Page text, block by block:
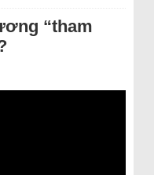
“tham